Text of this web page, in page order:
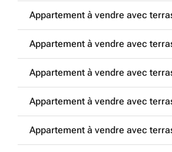
Appartement à vendre avec